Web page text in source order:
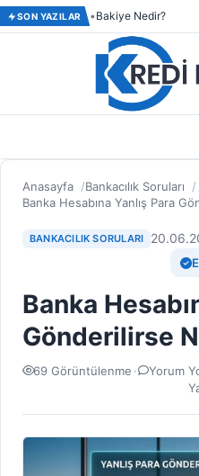
SON YAZILAR Bakiye Nedir?
Anasayfa
Bankacılık Soruları
Banka Hesabına Yanlış Para
BANKACILIK SORULARI
Banka
Gönderilirse
69 Görüntülenme ·
Yorum